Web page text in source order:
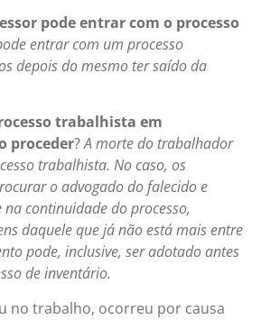
pode entrar com o processo
entrar com um processo
depois do mesmo ter saído da
trabalhista em
proceder?A morte do trabalhador
trabalhista. No caso, os
o advogado do falecido e
continuidade do processo,
daquele que já não está mais entre
pode, inclusive, ser adotado antes
de inventário.
no trabalho, ocorreu por causa